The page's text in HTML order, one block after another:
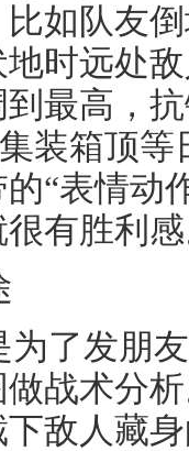
如队友
时远处
最高，
装箱顶
“表情动
有胜利
为了发朋
战术分
敌人藏